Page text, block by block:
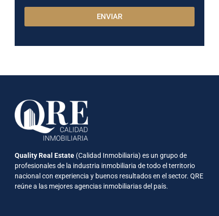
ENVIAR
Quality Real Estate (Calidad Inmobiliaria) es un grupo de
profesionales de la industria inmobiliaria de todo el territorio
nacional con experiencia y buenos resultados en el sector. QRE
reúne a las mejores agencias inmobiliarias del país.